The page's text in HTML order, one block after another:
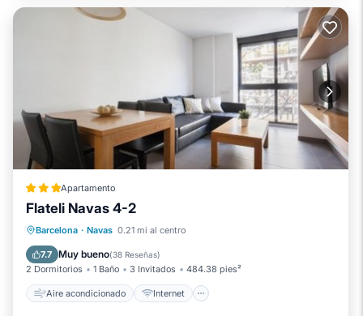
Apartamento
Flateli Navas 4-2
Barcelona · Navas 0.21 mi al centro
7.7 Muy bueno(38 Reseñas)
2 Dormitorios 1 Baño 3 Invitados 484.38 pies²
Aire acondicionado Internet
Aire acondicionado
Apto para niños